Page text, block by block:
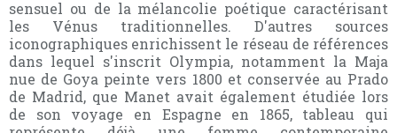
sensuel ou de la mélancolie poétique caractérisant
les Vénus traditionnelles. D'autres sources
iconographiques enrichissent le réseau de références
dans lequel s'inscrit Olympia, notamment la Maja
nue de Goya peinte vers 1800 et conservée au Prado
de Madrid, que Manet avait également étudiée lors
de son voyage en Espagne en 1865, tableau qui